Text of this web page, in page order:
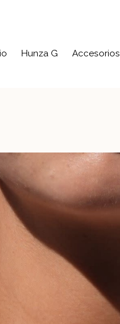
Hunza G Accesorios
slideshow Items